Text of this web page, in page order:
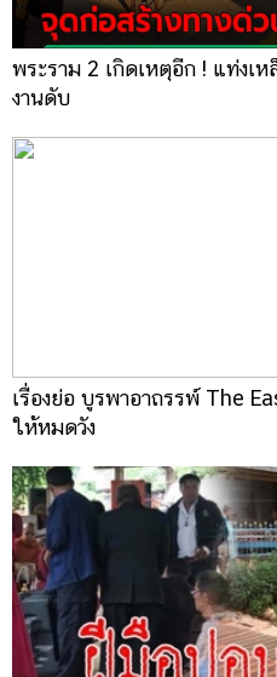
พระราม 2 เกิดเหตุอีก ! แท่งเ
งานดับ
เรื่องย่อ บูรพาอาถรรพ์ The
ให้หมดวัง